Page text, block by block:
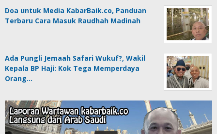
Doa untuk Media KabarBaik.co, Panduan
Terbaru Cara Masuk Raudhah Madinah
Ada Pungli Jemaah Safari Wukuf?, Wakil
Kepala BP Haji: Kok Tega Memperdaya
Orang…